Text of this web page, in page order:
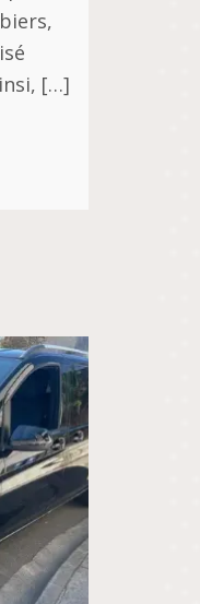
[…]